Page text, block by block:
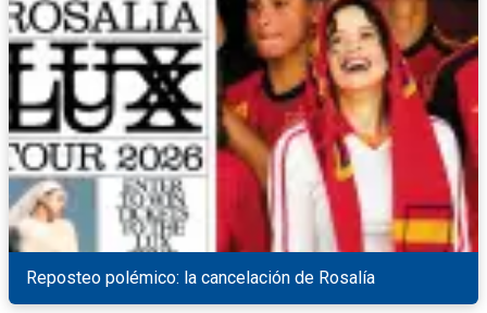
Reposteo polémico: la cancelación de Rosalía